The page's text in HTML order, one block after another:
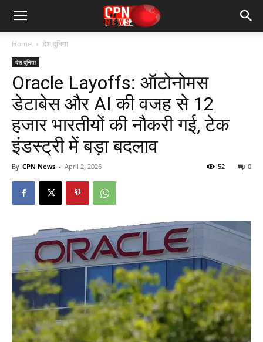
Home देश दुनिया
देश दुनिया
Oracle Layoffs: ऑटोनोमस
डेटाबेस और AI की वजह से 12
हजार भारतीयों की नौकरी गई, टेक
इंडस्ट्री में बड़ा बदलाव
By CPN News - April 2, 2026 0
52